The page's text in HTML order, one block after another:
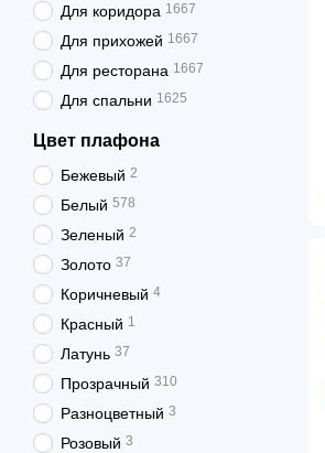
Для коридора 1667
Для прихожей 1667
Для ресторана 1667
Для спальни 1625
Цвет плафона
Бежевый 2
Белый 578
Зеленый 2
Золото 37
Коричневый 4
Красный 1
Латунь 37
Прозрачный 310
Разноцветный 3
Розовый 3